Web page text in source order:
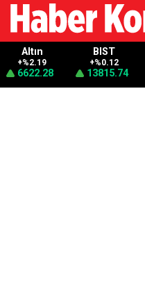
Altın
+%2.19
6622.28
BIST
+%0.12
13815.74